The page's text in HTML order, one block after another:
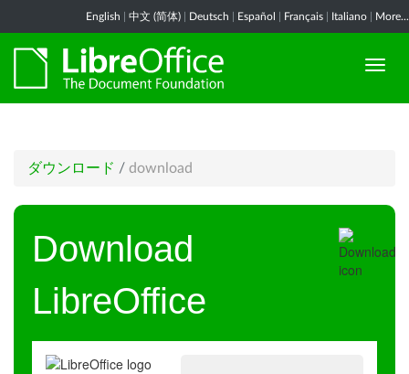
English 中文 (简体) Deutsch Español Français Italiano More...
ダウンロード / download
Download
LibreOffice